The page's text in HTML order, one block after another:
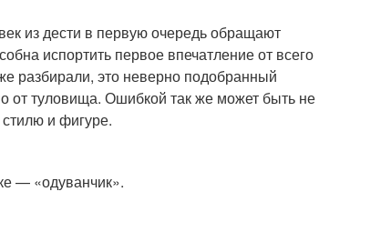
из дести в первую очередь обращают
испортить первое впечатление от всего
разбирали, это неверно подобранный
от туловища. Ошибкой так же может быть не
и фигуре.
— «одуванчик».